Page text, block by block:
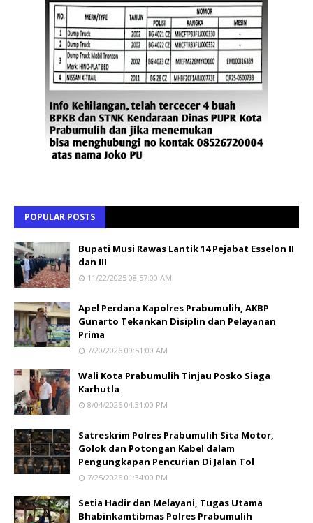
POPULAR POSTS
Bupati Musi Rawas Lantik 14 Pejabat Esselon II
dan III
11/22/2025 08:57:00 AM
Apel Perdana Kapolres Prabumulih, AKBP
Gunarto Tekankan Disiplin dan Pelayanan
Prima
7/20/2026 09:51:00 AM
Wali Kota Prabumulih Tinjau Posko Siaga
Karhutla
8/04/2026 04:31:00 PM
Satreskrim Polres Prabumulih Sita Motor,
Golok dan Potongan Kabel dalam
Pengungkapan Pencurian Di Jalan Tol
7/25/2026 01:34:00 PM
Setia Hadir dan Melayani, Tugas Utama
Bhabinkamtibmas Polres Prabumulih